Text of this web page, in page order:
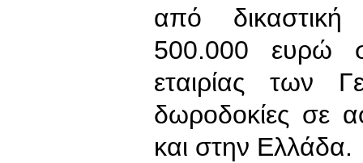
από
500.000 ευρώ
εταιρίας των
δωροδοκίες σε
και στην Ελλάδα.